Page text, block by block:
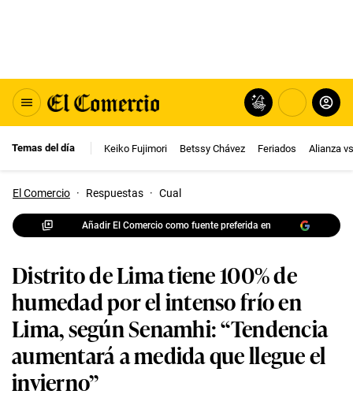
Temas del día Keiko Fujimori Betssy Chávez Feriados Alianza
El Comercio · Respuestas · Cual
Añadir El Comercio como fuente preferida en
Distrito de Lima tiene 100% de
humedad por el intenso frío en
Lima, según Senamhi: “Tendencia
aumentará a medida que llegue el
invierno”